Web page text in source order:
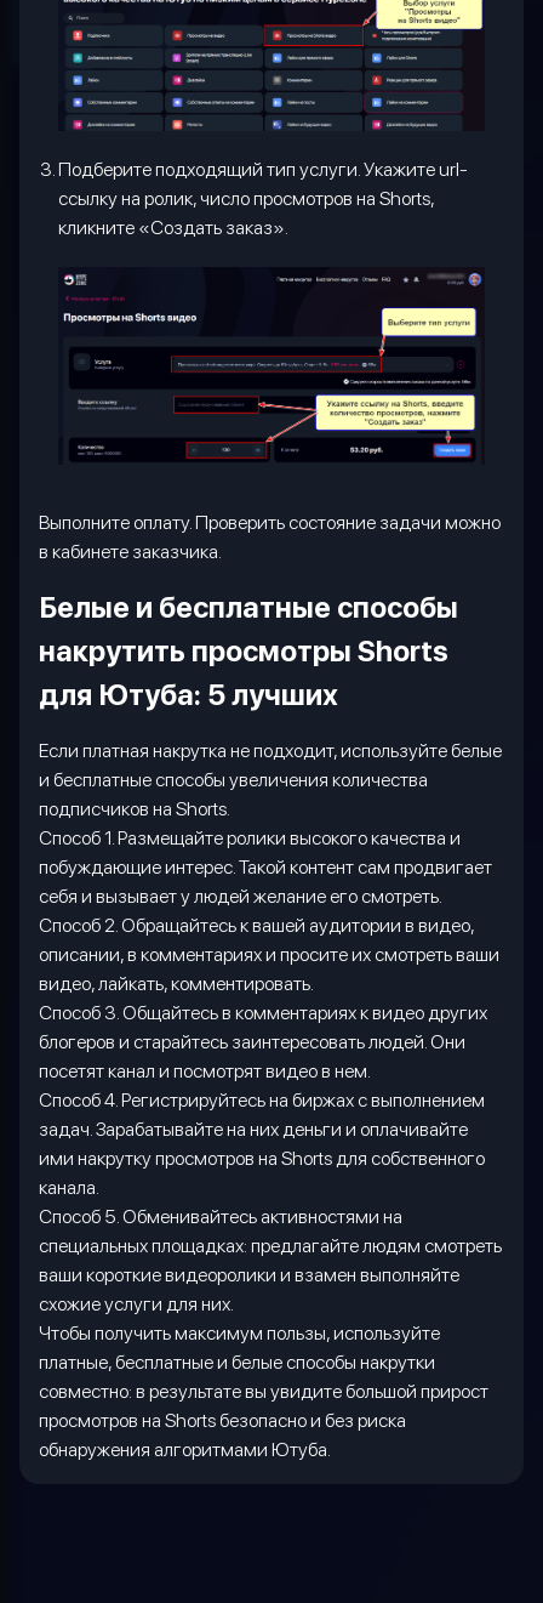
Подберите подходящий тип услуги. Укажите url-
ссылку на ролик, число просмотров на Shorts,
кликните «Создать заказ».
Выполните оплату. Проверить состояние задачи можно
в кабинете заказчика.
Белые и бесплатные способы
накрутить просмотры Shorts
для Ютуба: 5 лучших
Если платная накрутка не подходит, используйте белые
и бесплатные способы увеличения количества
подписчиков на Shorts.
Способ 1. Размещайте ролики высокого качества и
побуждающие интерес. Такой контент сам продвигает
себя и вызывает у людей желание его смотреть.
Способ 2. Обращайтесь к вашей аудитории в видео,
описании, в комментариях и просите их смотреть ваши
видео, лайкать, комментировать.
Способ 3. Общайтесь в комментариях к видео других
блогеров и старайтесь заинтересовать людей. Они
посетят канал и посмотрят видео в нем.
Способ 4. Регистрируйтесь на биржах с выполнением
задач. Зарабатывайте на них деньги и оплачивайте
ими накрутку просмотров на Shorts для собственного
канала.
Способ 5. Обменивайтесь активностями на
специальных площадках: предлагайте людям смотреть
ваши короткие видеоролики и взамен выполняйте
схожие услуги для них.
Чтобы получить максимум пользы, используйте
платные, бесплатные и белые способы накрутки
совместно: в результате вы увидите большой прирост
просмотров на Shorts безопасно и без риска
обнаружения алгоритмами Ютуба.